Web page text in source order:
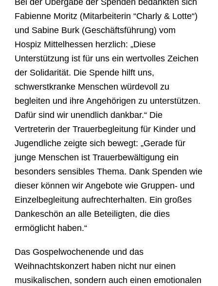
Bei der Übergabe der Spenden bedankten sich
Fabienne Moritz (Mitarbeiterin “Charly & Lotte“)
und Sabine Burk (Geschäftsführung) vom
Hospiz Mittelhessen herzlich: „Diese
Unterstützung ist für uns ein wertvolles Zeichen
der Solidarität. Die Spende hilft uns,
schwerstkranke Menschen würdevoll zu
begleiten und ihre Angehörigen zu unterstützen.
Dafür sind wir unendlich dankbar.“ Die
Vertreterin der Trauerbegleitung für Kinder und
Jugendliche zeigte sich bewegt: „Gerade für
junge Menschen ist Trauerbewä ltigung ein
besonders sensibles Thema. Dank Spenden wie
dieser können wir Angebote wie Gruppen- und
Einzelbegleitung aufrechterhalten. Ein großes
Dankeschön an alle Beteiligten, die dies
ermöglicht haben.“
Das Gospelwochenende und das
Weihnachtskonzert haben nicht nur einen
musikalischen, sondern auch einen emotionalen